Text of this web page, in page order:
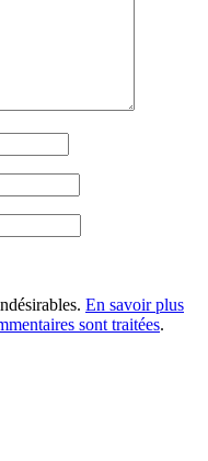
En savoir plus
sont traitées.